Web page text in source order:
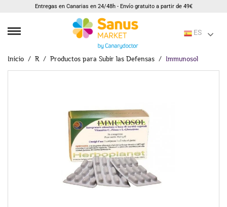
Entregas en Canarias en 24/48h - Envío gratuito a partir de 49€
ES
Inicio R Productos para Subir las Defensas Immunosol